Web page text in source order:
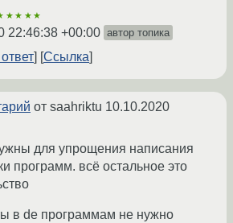
22:46:38 +00:00 автор топика
Ссылка
от saahriktu 10.10.2020
для упрощения написания
программ. всё остальное это
в de программам не нужно